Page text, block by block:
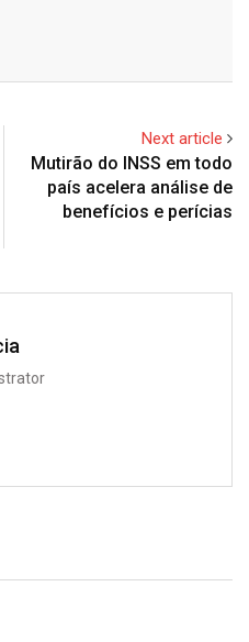
Next article
Mutirão do INSS em todo
país acelera análise de
benefícios e perícias